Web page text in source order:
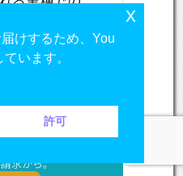
こちらから
求から。
けするため、You
います。
許可
x